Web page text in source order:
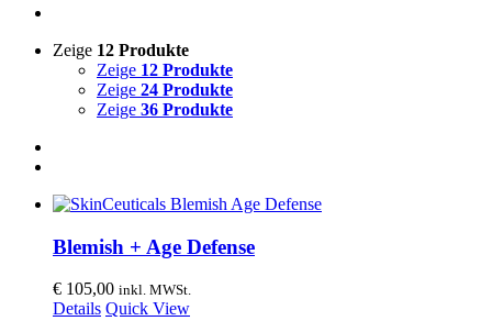
Zeige 12 Produkte
Zeige 12 Produkte
Zeige 24 Produkte
Zeige 36 Produkte
Blemish + Age Defense
€ 105,00 inkl. MWSt.
Details Quick View